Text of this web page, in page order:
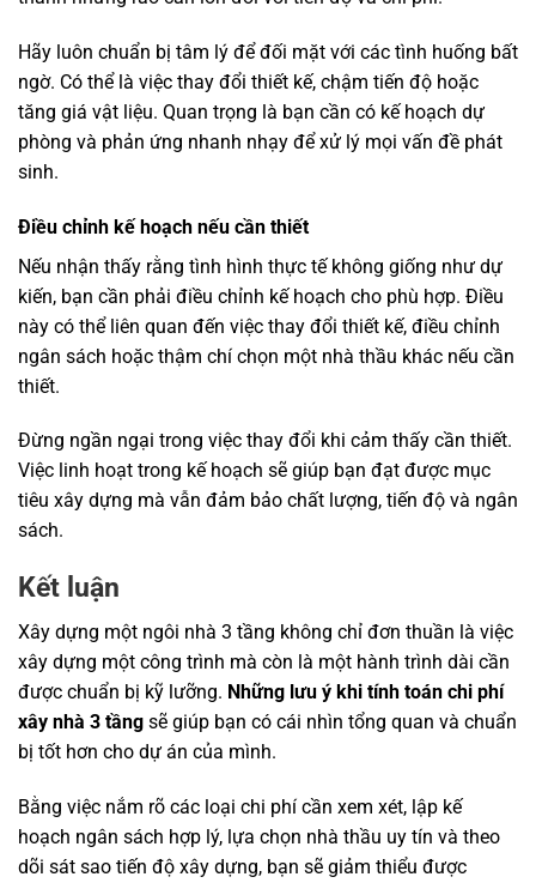
Hãy luôn chuẩn bị tâm lý để đối mặt với các tình huống bất
ngờ. Có thể là việc thay đổi thiết kế, chậm tiến độ hoặc
tăng giá vật liệu. Quan trọng là bạn cần có kế hoạch dự
phòng và phản ứng nhanh nhạy để xử lý mọi vấn đề phát
sinh.
Điều chỉnh kế hoạch nếu cần thiết
Nếu nhận thấy rằng tình hình thực tế không giống như dự
kiến, bạn cần phải điều chỉnh kế hoạch cho phù hợp. Điều
này có thể liên quan đến việc thay đổi thiết kế, điều chỉnh
ngân sách hoặc thậm chí chọn một nhà thầu khác nếu cần
thiết.
Đừng ngần ngại trong việc thay đổi khi cảm thấy cần thiết.
Việc linh hoạt trong kế hoạch sẽ giúp bạn đạt được mục
tiêu xây dựng mà vẫn đảm bảo chất lượng, tiến độ và ngân
sách.
Kết luận
Xây dựng một ngôi nhà 3 tầng không chỉ đơn thuần là việc
xây dựng một công trình mà còn là một hành trình dài cần
được chuẩn bị kỹ lưỡng. Những lưu ý khi tính toán chi phí
xây nhà 3 tầng sẽ giúp bạn có cái nhìn tổng quan và chuẩn
bị tốt hơn cho dự án của mình.
Bằng việc nắm rõ các loại chi phí cần xem xét, lập kế
hoạch ngân sách hợp lý, lựa chọn nhà thầu uy tín và theo
dõi sát sao tiến độ xây dựng, bạn sẽ giảm thiểu được